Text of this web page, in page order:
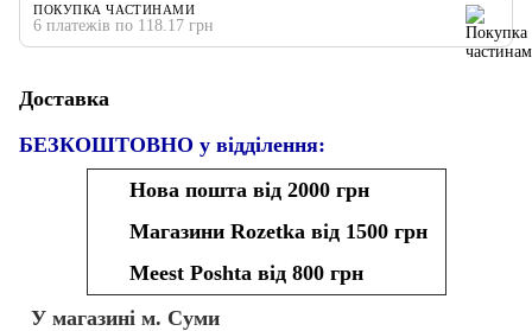
ПОКУПКА ЧАСТИНАМИ
6 платежів по 118.17 грн
Доставка
БЕЗКОШТОВНО у відділення:
Нова пошта від 2000 грн
Магазини Rozetka від 1500 грн
Meest Poshta від 800 грн
У магазині м. Суми